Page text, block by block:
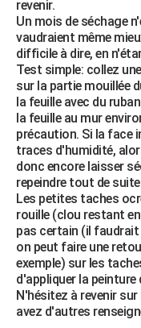
revenir.
Un mois de séchage
vaudraient même
difficile à dire, en
Test simple: collez
sur la partie mouillée
la feuille avec du
la feuille au mur
précaution. Si la face
traces d'humidité,
donc encore laisser
repeindre tout de suite
Les petites taches
rouille (clou restant
pas certain (il faudrait
on peut faire une
exemple) sur les
d'appliquer la
N'hésitez à revenir
avez d'autres